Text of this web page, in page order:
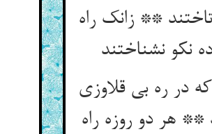
** زانک راه
ده نکو نشناختند
در ره بی قلاوزی
** هر دو روزه راه